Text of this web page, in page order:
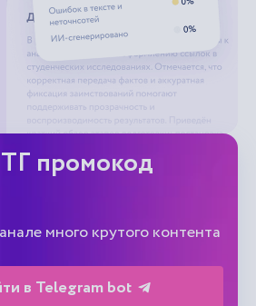
промокод
много крутого контента
в Telegram bot